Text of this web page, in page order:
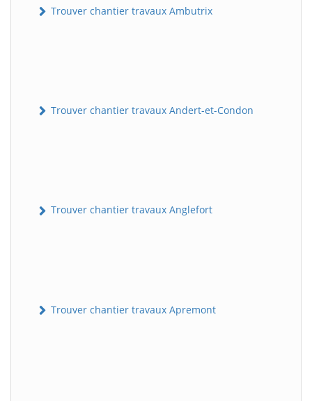
Trouver chantier travaux Ambutrix
Trouver chantier travaux Andert-et-Condon
Trouver chantier travaux Anglefort
Trouver chantier travaux Apremont